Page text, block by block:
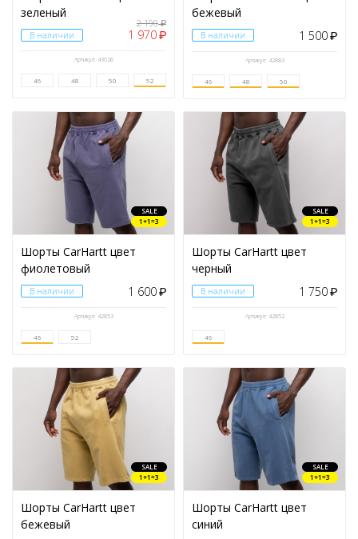
зеленый
В наличии
2 190₽
1 970₽
Артикул: 43026
46 48 50 52
бежевый
В наличии 1 500₽
Артикул: 42883
46 48 50
SALE
1+1=3
Шорты CarHartt цвет
фиолетовый
В наличии 1 600₽
Артикул: 42853
46 52
SALE
1+1=3
Шорты CarHartt цвет
черный
В наличии 1 750₽
Артикул: 42852
46
SALE
1+1=3
Шорты CarHartt цвет
бежевый
SALE
1+1=3
Шорты CarHartt цвет
синий